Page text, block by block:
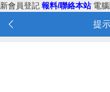
新會員登記 報料/聯絡本站 電腦
提